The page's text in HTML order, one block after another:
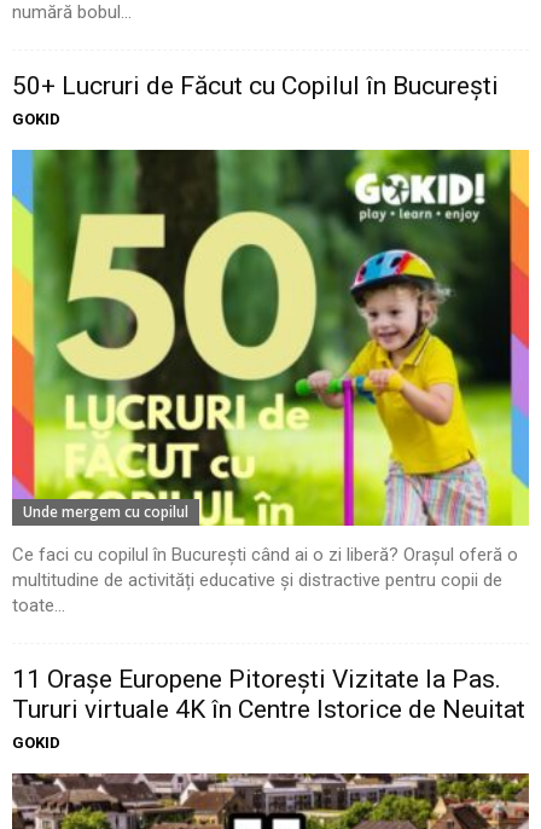
numără bobul...
50+ Lucruri de Făcut cu Copilul în București
GOKID
Unde mergem cu copilul
Ce faci cu copilul în București când ai o zi liberă? Orașul oferă o
multitudine de activități educative și distractive pentru copii de
toate...
11 Oraşe Europene Pitoreşti Vizitate la Pas.
Tururi virtuale 4K în Centre Istorice de Neuitat
GOKID